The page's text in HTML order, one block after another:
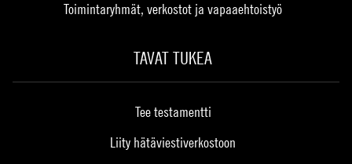
Toimintaryhmät, verkostot ja vapaaehtoistyö
TAVAT TUKEA
Tee testamentti
Liity hätäviestiverkostoon